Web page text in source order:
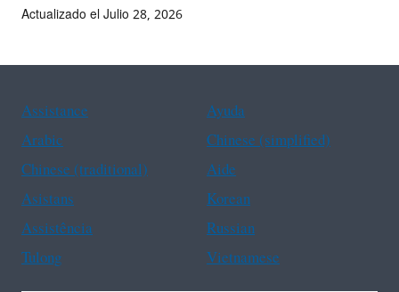
Actualizado el Julio 28, 2026
Assistance
Ayuda
Arabic
Chinese (simplified)
Chinese (traditional)
Aide
Asistans
Korean
Assistência
Russian
Tulong
Vietnamese